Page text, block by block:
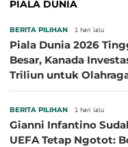
PIALA DUNIA
BERITA PILIHAN 1 hari lalu
Piala Dunia 2026
Besar, Kanada
Triliun untuk
BERITA PILIHAN 1 hari lalu
Gianni Infantino
UEFA Tetap Ngotot: